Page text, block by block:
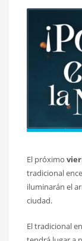
El próximo
tradicional
iluminarán el
ciudad.
El tradicional